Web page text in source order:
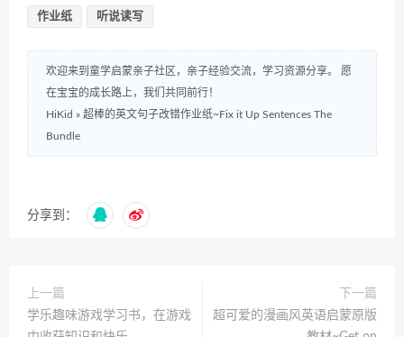
作业纸 听说读写
欢迎来到童学启蒙亲子社区，亲子经验交流，学习资源分享。 愿
在宝宝的成长路上，我们共同前行！
HiKid » 超棒的英文句子改错作业纸~Fix it Up Sentences The
Bundle
分享到：
上一篇
学乐趣味游戏学习书，在游戏
下一篇
超可爱的漫画风英语启蒙原版